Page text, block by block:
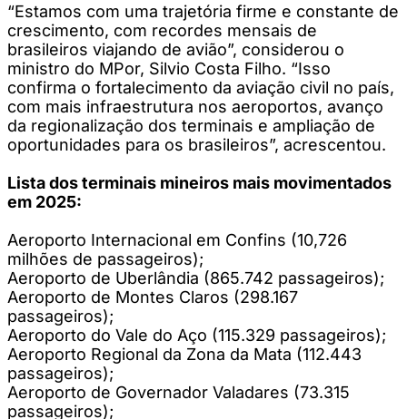
“Estamos com uma trajetória firme e constante de
crescimento, com recordes mensais de
brasileiros viajando de avião”, considerou o
ministro do MPor, Silvio Costa Filho. “Isso
confirma o fortalecimento da aviação civil no país,
com mais infraestrutura nos aeroportos, avanço
da regionalização dos terminais e ampliação de
oportunidades para os brasileiros”, acrescentou.
Lista dos terminais mineiros mais movimentados
em 2025:
Aeroporto Internacional em Confins (10,726
milhões de passageiros);
Aeroporto de Uberlândia (865.742 passageiros);
Aeroporto de Montes Claros (298.167
passageiros);
Aeroporto do Vale do Aço (115.329 passageiros);
Aeroporto Regional da Zona da Mata (112.443
passageiros);
Aeroporto de Governador Valadares (73.315
passageiros);